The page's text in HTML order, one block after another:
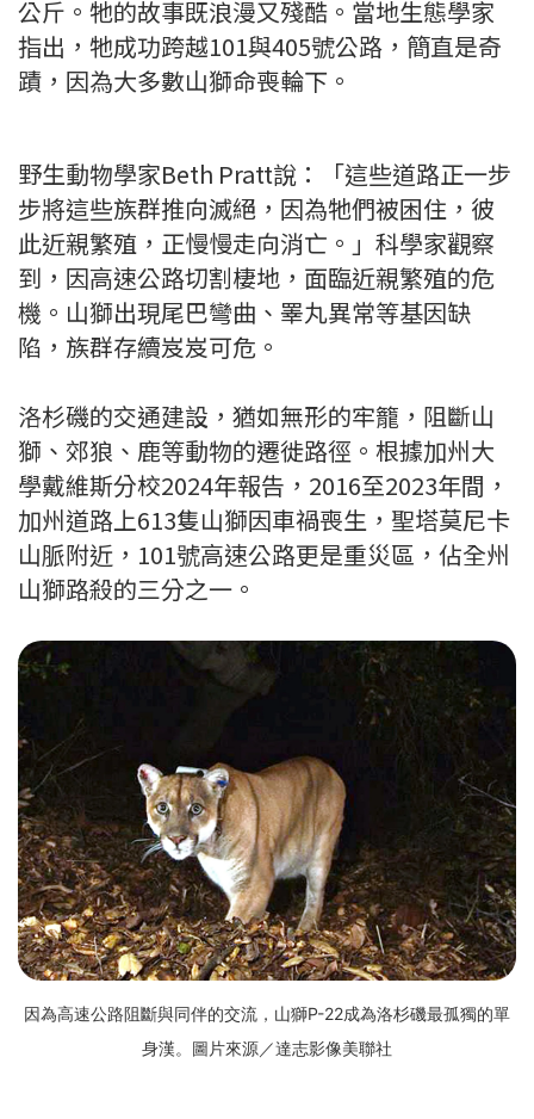
公斤。牠的故事既浪漫又殘酷。當地生態學家
指出，牠成功跨越101與405號公路，簡直是奇
蹟，因為大多數山獅命喪輪下。
野生動物學家Beth Pratt說：「這些道路正一步
步將這些族群推向滅絕，因為牠們被困住，彼
此近親繁殖，正慢慢走向消亡。」科學家觀察
到，因高速公路切割棲地，面臨近親繁殖的危
機。山獅出現尾巴彎曲、睪丸異常等基因缺
陷，族群存續岌岌可危。
洛杉磯的交通建設，猶如無形的牢籠，阻斷山
獅、郊狼、鹿等動物的遷徙路徑。根據加州大
學戴維斯分校2024年報告，2016至2023年間，
加州道路上613隻山獅因車禍喪生，聖塔莫尼卡
山脈附近，101號高速公路更是重災區，佔全州
山獅路殺的三分之一。
因為高速公路阻斷與同伴的交流，山獅P-22成為洛杉磯最孤獨的單
身漢。圖片來源／達志影像美聯社